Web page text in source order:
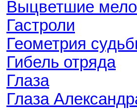
Выцветшие
Гастроли
Геометрия
Гибель отряда
Глаза
Глаза